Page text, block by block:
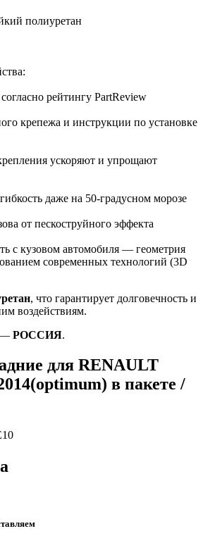
полиуретан
рейтингу PartReview
крепежа и инструкции по установке
ускоряют и упрощают
даже на 50-градусном морозе
от пескоструйного эффекта
с кузовом автомобиля — геометрия
современных технологий (3D
, что гарантирует долговечность и
воздействиям.
— РОССИЯ.
для RENAULT
в пакете /